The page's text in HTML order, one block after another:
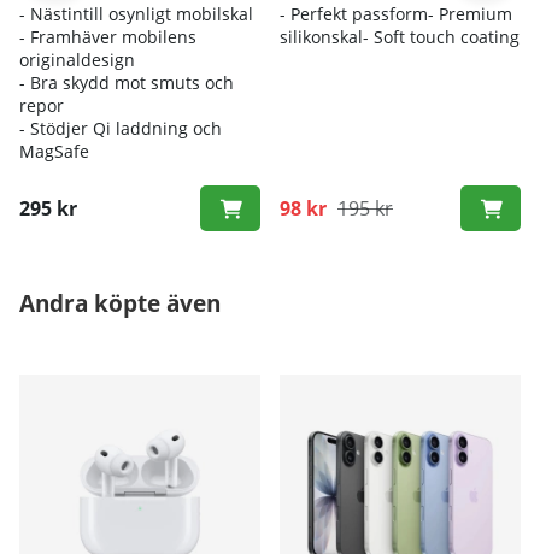
- Nästintill osynligt mobilskal
- Framhäver mobilens
originaldesign
- Bra skydd mot smuts och
repor
- Stödjer Qi laddning och
MagSafe
295 kr
- Perfekt passform- Premium
silikonskal- Soft touch coating
98 kr 195 kr
Andra köpte även